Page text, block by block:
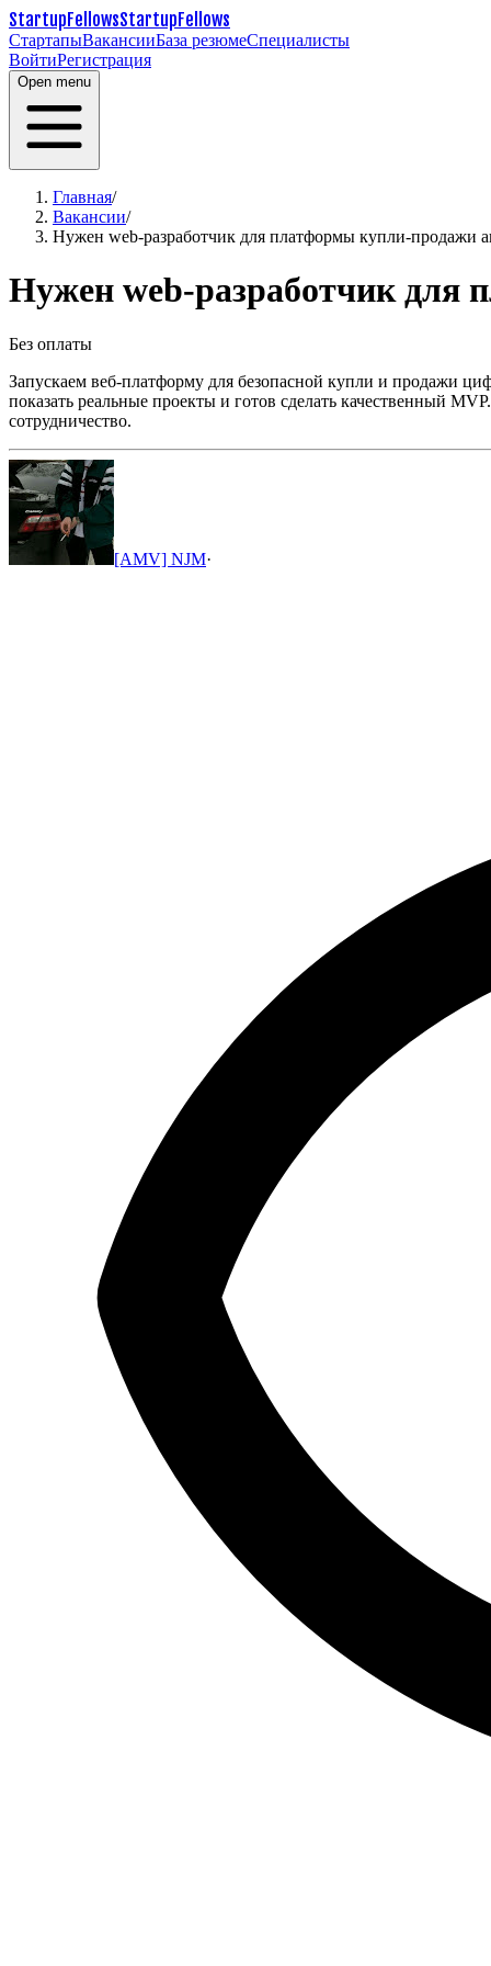
StartupFellowsStartupFellows
СтартапыВакансииБаза резюмеСпециалисты
ВойтиРегистрация
Open menu
Главная/
Вакансии/
Нужен web-разработчик для платформы купли-продажи
Нужен web-разработчик для
Без оплаты
Запускаем веб-платформу для безопасной купли и продажи
показать реальные проекты и готов сделать качественный MVP.
сотрудничество.
[AMV] NJM·